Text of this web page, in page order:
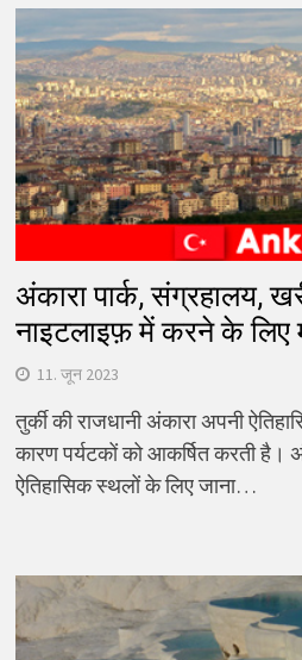
अंकारा पार्क, संग्रहालय,
नाइटलाइफ़ में करने के लिए
11. जून 2023
तुर्की की राजधानी अंकारा अपनी
कारण पर्यटकों को आकर्षित करती
ऐतिहासिक स्थलों के लिए जाना…